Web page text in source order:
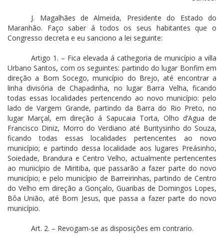
J. Magalhães de Almeida, Presidente do Estado do
Maranhão. Faço saber á todos os seus habitantes que o
Congresso decreta e eu sanciono a lei seguinte:
Artigo 1. – Fica elevada á cathegoria de município a villa
Urbano Santos, com os seguintes: partindo do lugar Bonfim em
direção a Bom Socego, município do Brejo, até encontrar a
linha divisória de Chapadinha, no lugar Barra Velha, ficando
todas essas localidades pertencendo ao novo município: pelo
lado de Vargem Grande, partindo da Barra do Rio Preto, no
lugar Marçal, em direção á Sapucaia Torta, Olho d’Agua de
Francisco Diniz, Morro do Verdiano até Buritysinho do Souza,
ficando todas essas localidades pertencentes ao novo
município; e partindo dessa localidade aos lugares Preásinho,
Soiedade, Brandura e Centro Velho, actualmente pertencentes
ao município de Miritiba, que passarão a fazer parte do novo
município; e pelo município de Barreirinhas, partindo de Centro
do Velho em direção a Gonçalo, Guaribas de Domingos Lopes,
Bôa União, até Bom Jesus, que passa a fazer parte do novo
município.
Art. 2. – Revogam-se as disposições em contrario.